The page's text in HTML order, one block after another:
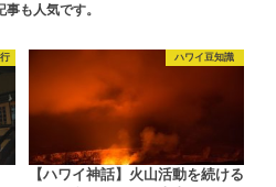
事も人気です。
ハワイ豆知識
【ハワイ神話】火山活動を続ける